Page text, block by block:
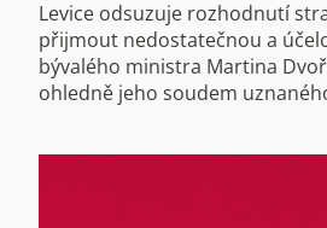
Levice odsuzuje rozhodnutí
přijmout nedostatečnou a
bývalého ministra Martina
ohledně jeho soudem